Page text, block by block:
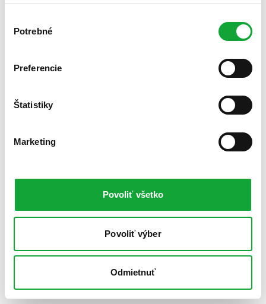
súhlasu
Potrebné
Preferencie
Štatistiky
Marketing
Povoliť všetko
Povoliť výber
Odmietnuť